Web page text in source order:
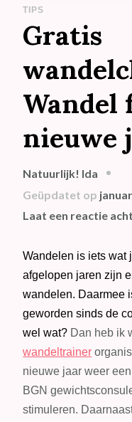
TIPS
Gratis
Wandel
nieuwe
Natuurlijk! Ida
Geüpdatet op
Laat een reactie
Wandelen is iets wat
afgelopen jaren zijn
wandelen. Daarmee
geworden sinds de
wel wat? Dan heb ik
wandeltrainer
nieuwe jaar weer
BGN
stimuleren.